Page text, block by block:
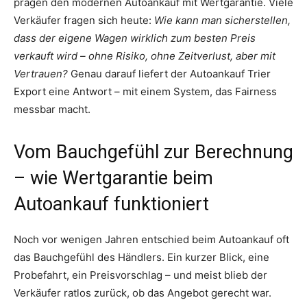
Verkäufer fragen sich heute: Wie kann man sicherstellen,
dass der eigene Wagen wirklich zum besten Preis
verkauft wird – ohne Risiko, ohne Zeitverlust, aber mit
Vertrauen? Genau darauf liefert der Autoankauf Trier
Export eine Antwort – mit einem System, das Fairness
messbar macht.
Vom Bauchgefühl zur Berechnung
– wie Wertgarantie beim
Autoankauf funktioniert
Noch vor wenigen Jahren entschied beim Autoankauf oft
das Bauchgefühl des Händlers. Ein kurzer Blick, eine
Probefahrt, ein Preisvorschlag – und meist blieb der
Verkäufer ratlos zurück, ob das Angebot gerecht war.